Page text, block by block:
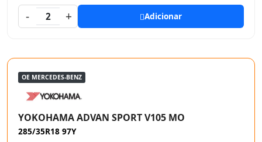
-
2 + Adicionar
OE MERCEDES-BENZ
YOKOHAMA ADVAN SPORT V105 MO
285/35R18 97Y